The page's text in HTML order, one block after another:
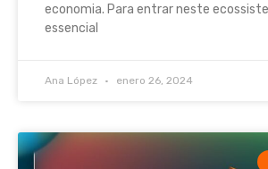
economia. Para entrar neste
essencial
Ana López enero 26, 2024